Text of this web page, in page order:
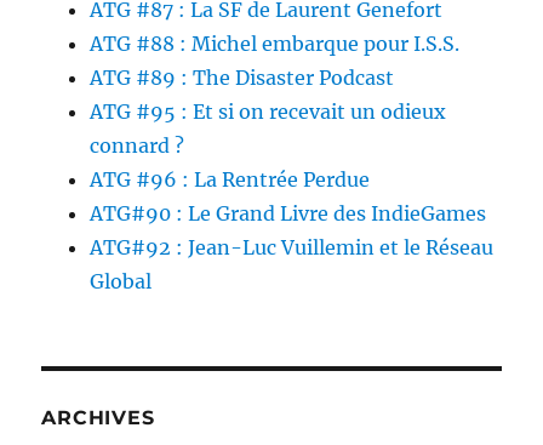
ATG #87 : La SF de Laurent Genefort
ATG #88 : Michel embarque pour I.S.S.
ATG #89 : The Disaster Podcast
ATG #95 : Et si on recevait un odieux
connard ?
ATG #96 : La Rentrée Perdue
ATG#90 : Le Grand Livre des IndieGames
ATG#92 : Jean-Luc Vuillemin et le Réseau
Global
ARCHIVES